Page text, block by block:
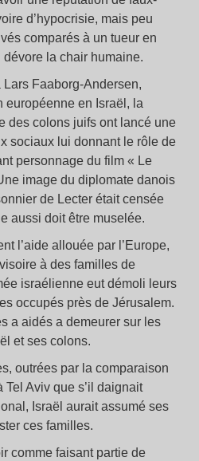
d’hypocrisie, mais peu
comparés à un tueur en
la chair humaine.
Faaborg-Andersen,
européenne en Israël, la
des colons juifs ont lancé une
sociaux lui donnant le rôle de
personnage du film « Le
image du diplomate danois
de Lecter était censée
aussi doit être muselée.
l’aide allouée par l’Europe,
à des familles de
israélienne eut démoli leurs
occupés près de Jérusalem.
a aidés a demeurer sur les
et ses colons.
outrées par la comparaison
Aviv que s’il daignait
Israël aurait assumé ses
ces familles.
comme faisant partie de